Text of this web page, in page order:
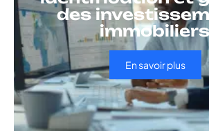
des
immobiliers
En savoir plus